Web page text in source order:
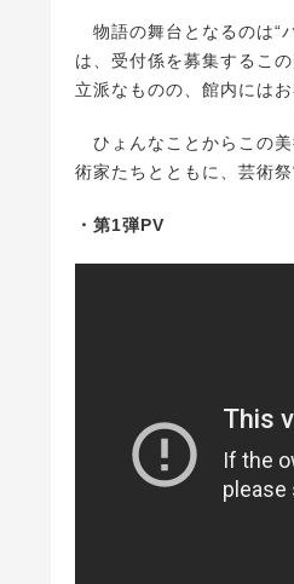
物語の舞台となるのは“
は、受付係を募集するこ
立派なものの、館内には
ひょんなことからこの美
術家たちとともに、芸術
・第1弾PV